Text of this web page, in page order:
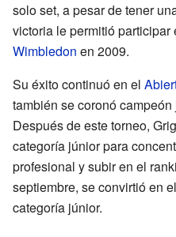
solo set, a pesar de tener
victoria le permitió
Wimbledon en 2009.
Su éxito continuó en el
también se coronó
Después de este torneo,
categoría júnior para
profesional y subir en el
septiembre, se convirtió en
categoría júnior.